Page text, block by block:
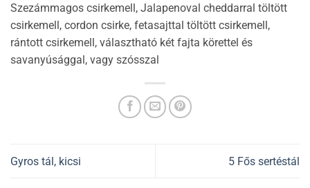
Szezámmagos csirkemell, Jalapenoval cheddarral töltött
csirkemell, cordon csirke, fetasajttal töltött csirkemell,
rántott csirkemell, választható két fajta körettel és
savanyúsággal, vagy szósszal
Gyros tál, kicsi 5 Fős sertéstál